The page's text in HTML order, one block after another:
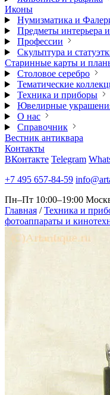
Иконы
Нумизматика и
Предметы интерьера
Профессии
Скульптура и
Старинные карты и
Столовое серебро
Тематические
Техника и приборы
Ювелирные
О нас
Справочник
Вестник антиквара
Контакты
ВКонтакте Telegram
+7 495 657-84-59
Пн–Пт 10:00–19:00
Главная / Техника и
фотоаппараты и